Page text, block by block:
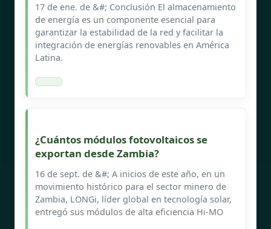
17 de ene. de &#; Conclusión El almacenamiento
de energía es un componente esencial para
garantizar la estabilidad de la red y facilitar la
integración de energías renovables en América
Latina.
¿Cuántos módulos fotovoltaicos se
exportan desde Zambia?
16 de sept. de &#; A inicios de este año, en un
movimiento histórico para el sector minero de
Zambia, LONGi, líder global en tecnología solar,
entregó sus módulos de alta eficiencia Hi-MO